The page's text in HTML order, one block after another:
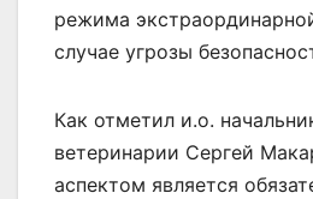
режима
случае угрозы
Как отметил и.о.
ветеринарии Сергей
аспектом является